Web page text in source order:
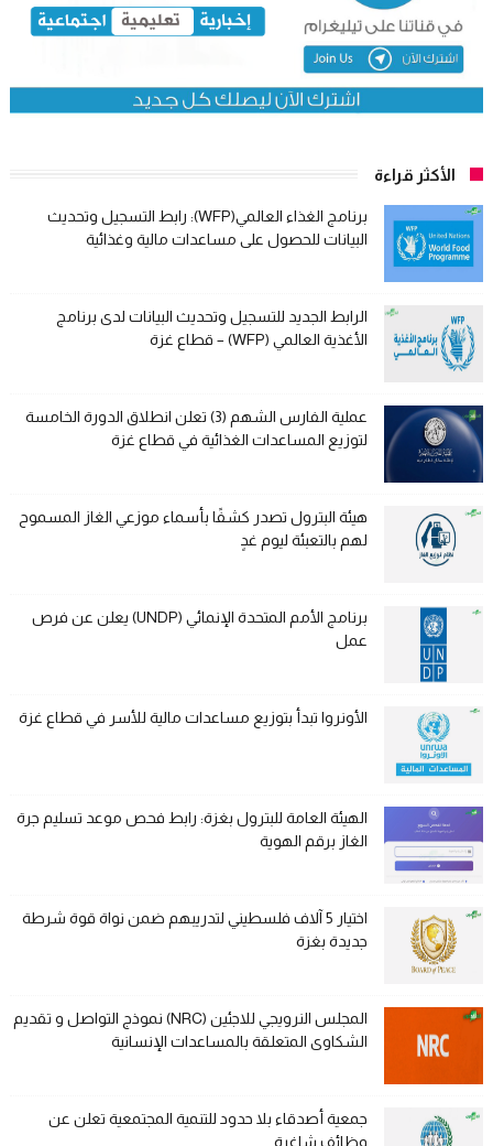
الأكثر قراءة
برنامج الغذاء العالمي(WFP): رابط التسجيل وتحديث
البيانات للحصول على مساعدات مالية وغذائية
الرابط الجديد للتسجيل وتحديث البيانات لدى برنامج
الأغذية العالمي (WFP) – قطاع غزة
عملية الفارس الشهم (3) تعلن انطلاق الدورة الخامسة
لتوزيع المساعدات الغذائية في قطاع غزة
هيئة البترول تصدر كشفًا بأسماء موزعي الغاز المسموح
لهم بالتعبئة ليوم غدٍ
برنامج الأمم المتحدة الإنمائي (UNDP) يعلن عن فرص
عمل
الأونروا تبدأ بتوزيع مساعدات مالية للأسر في قطاع غزة
الهيئة العامة للبترول بغزة: رابط فحص موعد تسليم جرة
الغاز برقم الهوية
اختيار 5 آلاف فلسطيني لتدريبهم ضمن نواة قوة شرطة
جديدة بغزة
المجلس النرويجي للاجئين (NRC) نموذج التواصل و تقديم
الشكاوى المتعلقة بالمساعدات الإنسانية
جمعية أصدقاء بلا حدود للتنمية المجتمعية تعلن عن
وظائف شاغرة